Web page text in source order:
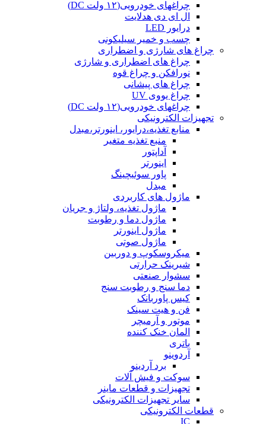
چراغهای خودرویی(۱۲ ولت DC)
ال ای دی هدلایت
درایور LED
چسب و خمیر سیلیکونی
چراغ های شارژی و اضطراری
چراغ های اضطراری و شارژی
نورافکن و چراغ قوه
چراغ های پیشانی
چراغ یووی UV
چراغهای خودرویی(۱۲ ولت DC)
تجهیزات الکترونیکی
منابع تغذیه،درایور، اینورتر،مبدل
منبع تغذیه متغیر
آداپتور
اینورتر
پاور سوئیچینگ
مبدل
ماژول های کاربردی
ماژول تغذیه، ولتاژ و جریان
ماژول دما و رطوبت
ماژول اینورتر
ماژول صوتی
میکروسکوپ و دوربین
شیرینک حرارتی
سشوار صنعتی
دما سنج و رطوبت سنج
کیس پاوربانک
فن و هیت سینک
موتور و آرمیچر
المان خنک کننده
باتری
آردوینو
برد آردینو
سوکت و فیش آلات
تجهیزات و قطعات ماینر
سایر تجهیزات الکترونیکی
قطعات الکترونیکی
IC